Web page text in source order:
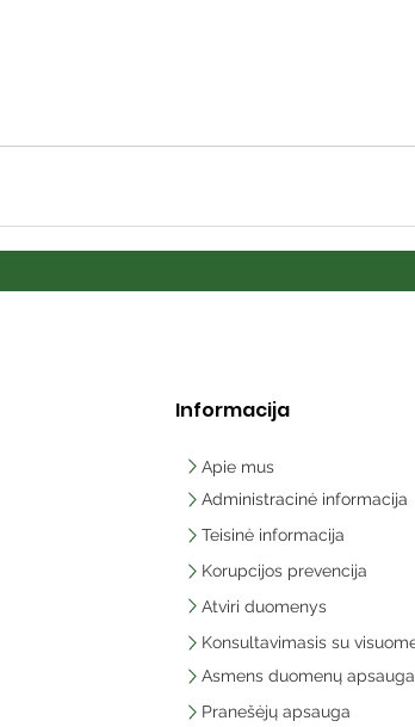
Informacija
Apie mus
Administracinė informacija
Teisinė informacija
Korupcijos prevencija
Atviri duomenys
Asmens duomenų apsauga
Pranešėjų apsauga